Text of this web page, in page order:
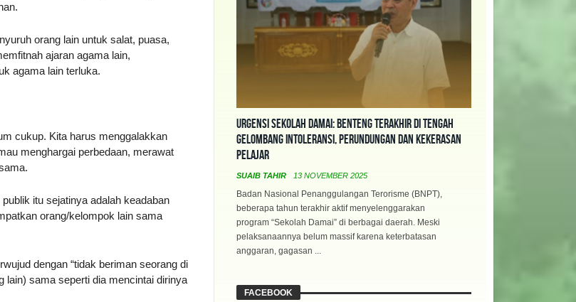
orang lain untuk salat, puasa,
ajaran agama lain,
agama lain terluka.
cukup. Kita harus menggalakkan
menghargai perbedaan, merawat
itu sejatinya adalah keadaban
orang/kelompok lain sama
dengan “tidak beriman seorang di
lain) sama seperti dia mencintai dirinya
Urgensi Sekolah Damai: Benteng Terakhir di Tengah
Gelombang Intoleransi, Perundungan dan Kekerasan
Pelajar
SUAIB TAHIR 13 NOVEMBER 2025
Badan Nasional Penanggulangan Terorisme (BNPT),
beberapa tahun terakhir aktif menyelenggarakan
program “Sekolah Damai” di berbagai daerah. Meski
pelaksanaannya belum massif karena keterbatasan
anggaran, gagasan ...
FACEBOOK